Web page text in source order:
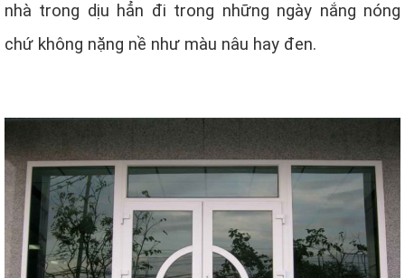
nhà trong dịu hẳn đi trong những ngày nắng nóng
chứ không nặng nề như màu nâu hay đen.